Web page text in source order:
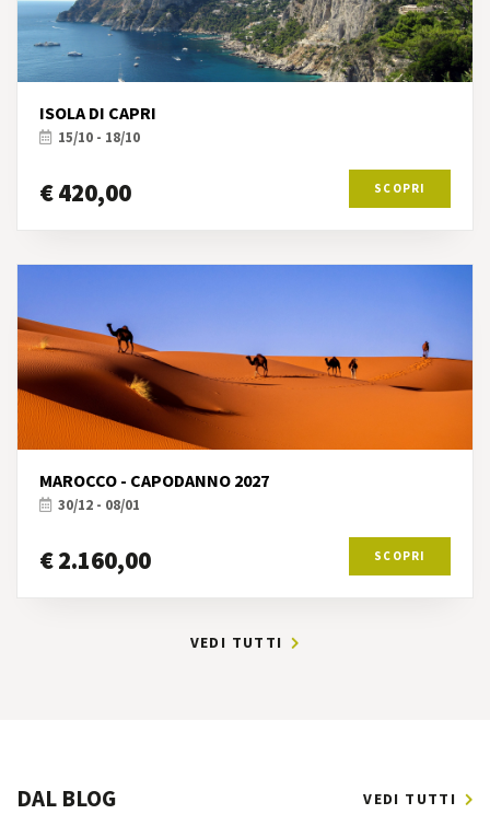
ISOLA DI CAPRI
15/10 - 18/10
€ 420,00 SCOPRI
MAROCCO - CAPODANNO 2027
30/12 - 08/01
€ 2.160,00 SCOPRI
VEDI TUTTI
DAL BLOG VEDI TUTTI